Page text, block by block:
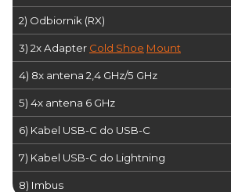
2) Odbiornik (RX)
3) 2x Adapter Cold Shoe Mount
4) 8x antena 2,4 GHz/5 GHz
5) 4x antena 6 GHz
6) Kabel USB-C do USB-C
7) Kabel USB-C do Lightning
8) Imbus